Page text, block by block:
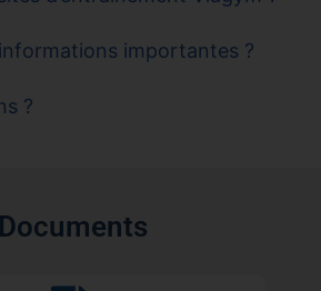
importantes ?
?
Documents